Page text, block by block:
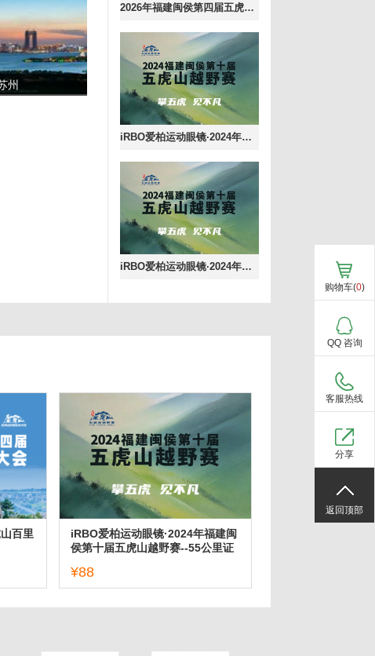
2026年福建闽侯第四届五虎山百里徒步大会
iRBO爱柏运动眼镜·2024年福建闽侯第十届五虎山越野赛--55公里证书下载
iRBO爱柏运动眼镜·2024年福建闽侯第十届五虎山越野赛--35公里证书下载
州
百里
iRBO爱柏运动眼镜·2024年福建闽
侯第十届五虎山越野赛--55公里证
¥88
购物车(0)
QQ 咨询
客服热线
分享
返回顶部